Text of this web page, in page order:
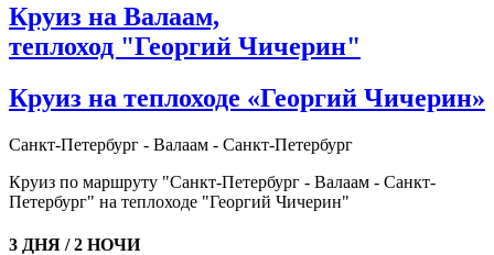
Круиз на Валаам,
теплоход "Георгий Чичерин"
Круиз на теплоходе «Георгий Чичерин»
Санкт-Петербург - Валаам - Санкт-Петербург
Круиз по маршруту "Санкт-Петербург - Валаам - Санкт-
Петербург" на теплоходе "Георгий Чичерин"
3 ДНЯ / 2 НОЧИ